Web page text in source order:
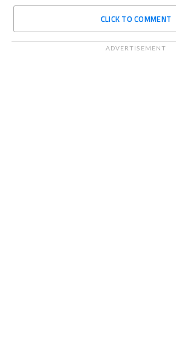
CLICK TO COMMENT
ADVERTISEMENT